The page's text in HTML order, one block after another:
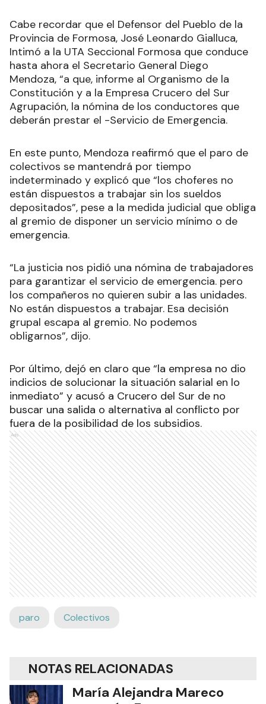
Cabe recordar que el Defensor del Pueblo de la
Provincia de Formosa, José Leonardo Gialluca,
Intimó a la UTA Seccional Formosa que conduce
hasta ahora el Secretario General Diego
Mendoza, “a que, informe al Organismo de la
Constitución y a la Empresa Crucero del Sur
Agrupación, la nómina de los conductores que
deberán prestar el -Servicio de Emergencia.
En este punto, Mendoza reafirmó que el paro de
colectivos se mantendrá por tiempo
indeterminado y explicó que “los choferes no
están dispuestos a trabajar sin los sueldos
depositados”, pese a la medida judicial que obliga
al gremio de disponer un servicio mínimo o de
emergencia.
“La justicia nos pidió una nómina de trabajadores
para garantizar el servicio de emergencia. pero
los compañeros no quieren subir a las unidades.
No están dispuestos a trabajar. Esa decisión
grupal escapa al gremio. No podemos
obligarnos”, dijo.
Por último, dejó en claro que “la empresa no dio
indicios de solucionar la situación salarial en lo
inmediato” y acusó a Crucero del Sur de no
buscar una salida o alternativa al conflicto por
fuera de la posibilidad de los subsidios.
Ads
paro Colectivos
NOTAS RELACIONADAS
María Alejandra Mareco